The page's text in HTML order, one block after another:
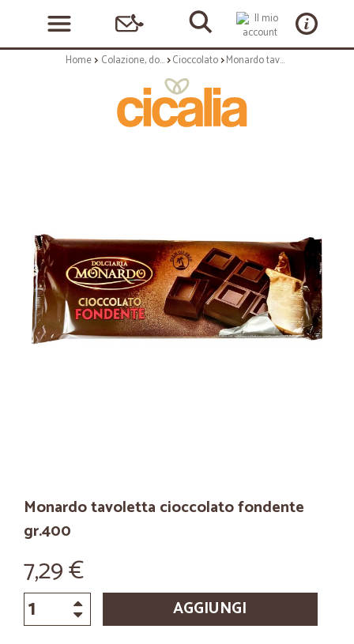
Home Colazione, dolciumi e snack Cioccolato Monardo tavoletta cioccolato fondente gr.400
Monardo tavoletta cioccolato fondente
gr.400
7,29 €
AGGIUNGI